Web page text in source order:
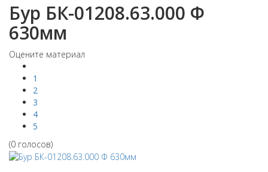
Бур БК-01208.63.000 Ф
630мм
Оцените материал
1
2
3
4
5
(0 голосов)